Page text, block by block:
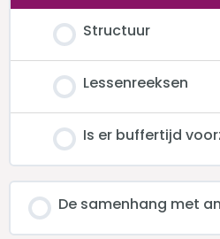
Structuur
Lessenreeksen
Is er buffertijd
De samenhang met